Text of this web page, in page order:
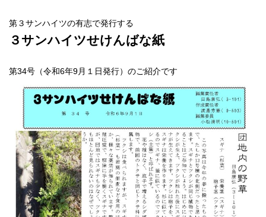
第３サンハイツの有志で発行する
３サンハイツせけんばな紙
第34号（令和6年9月１日発行）のご紹介です